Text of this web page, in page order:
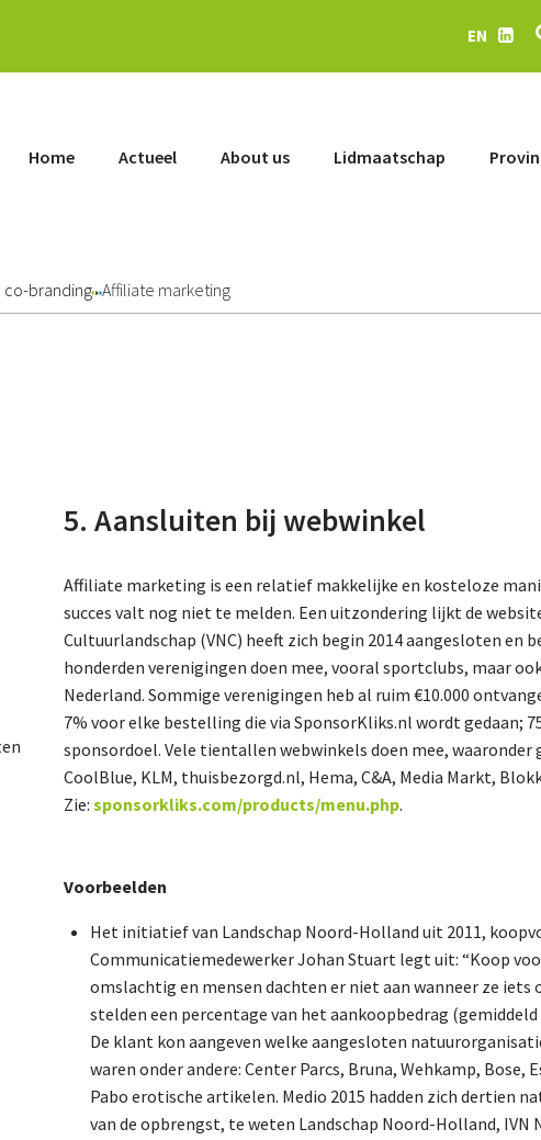
EN
Home Actueel About us Lidmaatschap
co-branding Affiliate marketing
5. Aansluiten bij webwinkel
Affiliate marketing is een relatief makkelijke en kosteloze
succes valt nog niet te melden. Een uitzondering lijkt de
Cultuurlandschap (VNC) heeft zich begin 2014 aangesloten en
honderden verenigingen doen mee, vooral sportclubs, maar
Nederland. Sommige verenigingen heb al ruim €10.000
7% voor elke bestelling die via SponsorKliks.nl wordt gedaan;
sponsordoel. Vele tientallen webwinkels doen mee, waaronder
CoolBlue, KLM, thuisbezorgd.nl, Hema, C&A, Media Markt,
Zie:sponsorkliks.com/products/menu.php.
Voorbeelden
Het initiatief van Landschap Noord-Holland uit 2011,
Communicatiemedewerker Johan Stuart legt uit: “Koop
omslachtig en mensen dachten er niet aan wanneer ze iets
stelden een percentage van het aankoopbedrag
De klant kon aangeven welke aangesloten
waren onder andere: Center Parcs, Bruna, Wehkamp,
Pabo erotische artikelen. Medio 2015 hadden zich dertien
van de opbrengst, te weten Landschap Noord-Holland, IVN